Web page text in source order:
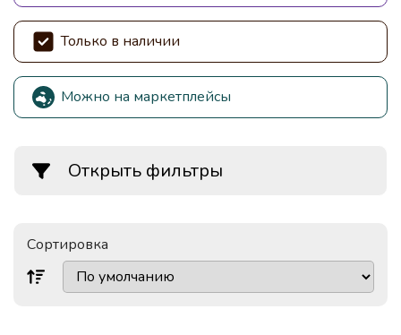
Только в наличии
Можно на маркетплейсы
Открыть фильтры
Сортировка